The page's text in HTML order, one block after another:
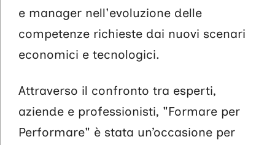
e manager nell'evoluzione delle
competenze richieste dai nuovi scenari
economici e tecnologici.
Attraverso il confronto tra esperti,
aziende e professionisti, "Formare per
Performare" è stata un’occasione per